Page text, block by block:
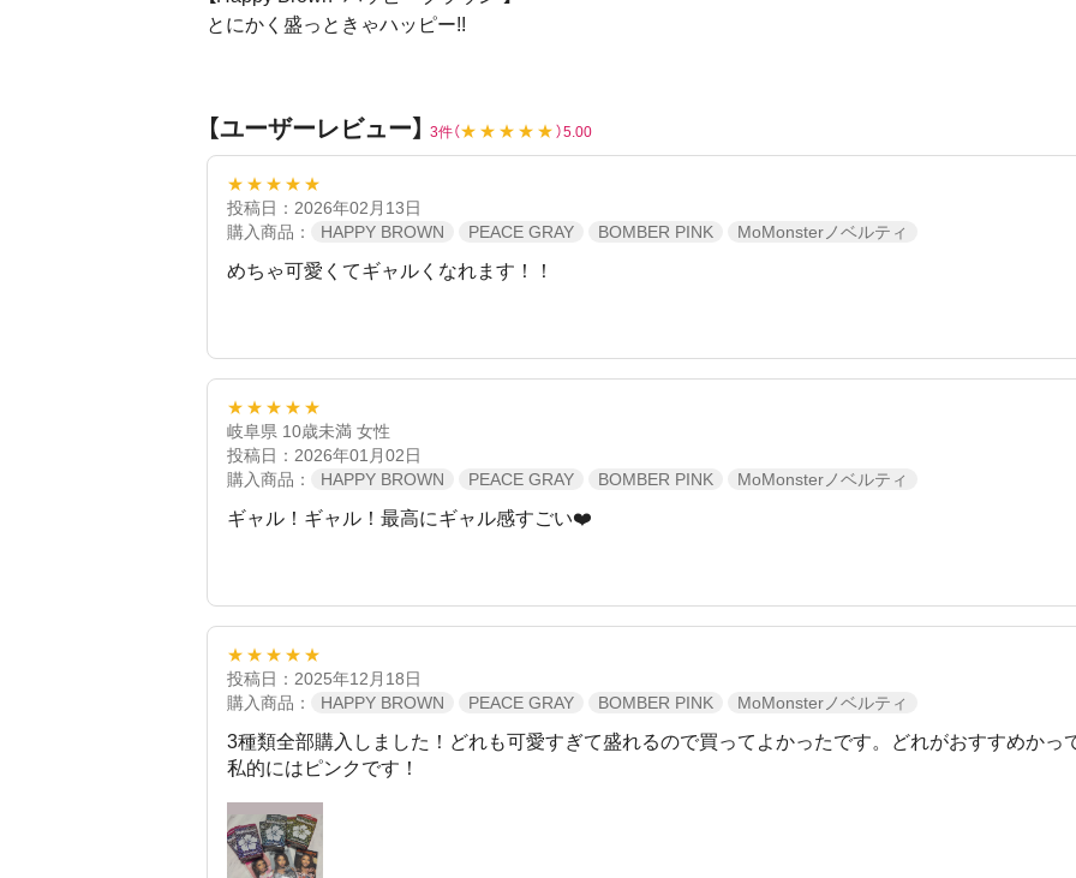
とにかく盛っときゃハッピー!!
可愛さ限界でまじボンバー!!
【ユーザーレビュー】 3件（★★★★★ ）5.00
★★★★★
投稿日：2026年02月13日
購入商品：
HAPPY BROWN PEACE GRAY BOMBER PINK MoMonsterノベルティ
めちゃ可愛くてギャルくなれます！！
★★★★★
岐阜県 10歳未満 女性
投稿日：2026年01月02日
購入商品：
HAPPY BROWN PEACE GRAY BOMBER PINK MoMonsterノベルティ
ギャル！ギャル！最高にギャル感すごい❤️
★★★★★
投稿日：2025年12月18日
購入商品：
HAPPY BROWN PEACE GRAY BOMBER PINK MoMonsterノベルティ
3種類全部購入しました！どれも可愛すぎて盛れるので買ってよかったです。どれがおすすめかっ
私的にはピンクです！